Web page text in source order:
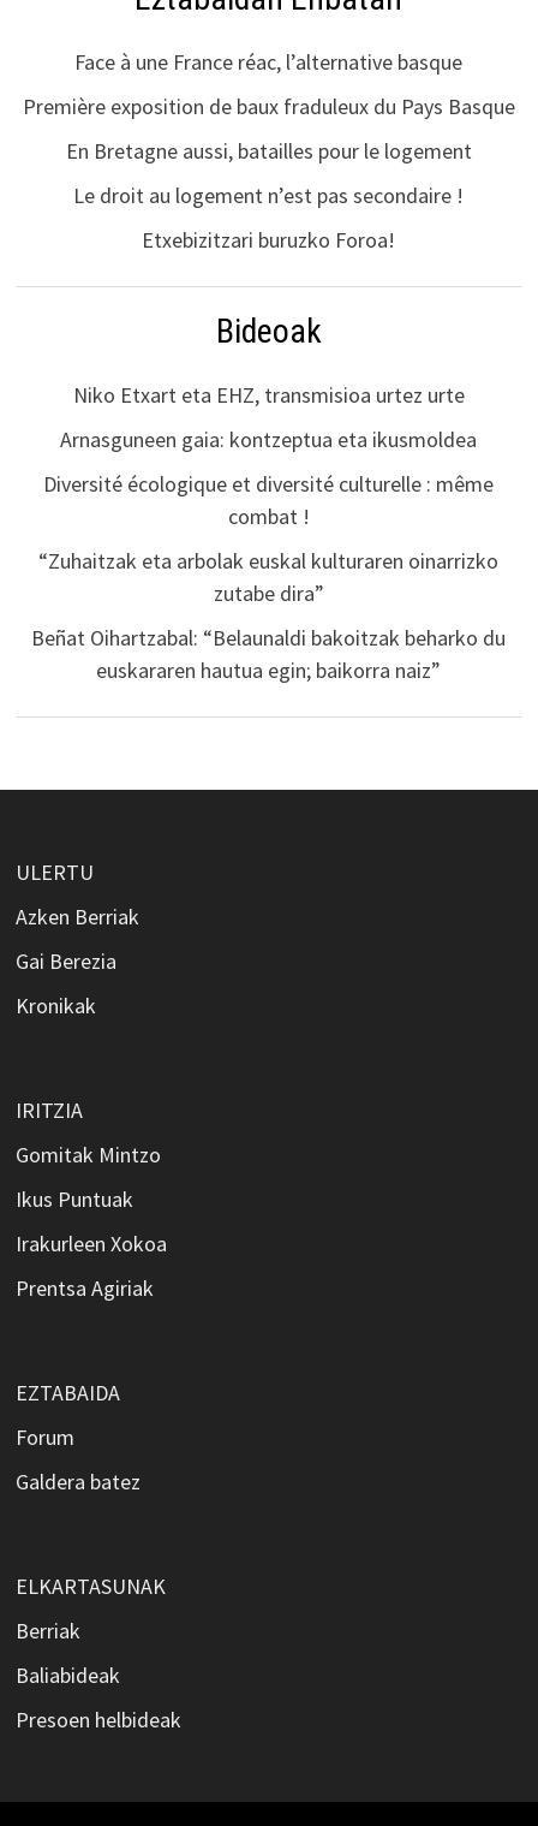
Face à une France réac, l’alternative basque
Première exposition de baux fraduleux du Pays Basque
En Bretagne aussi, batailles pour le logement
Le droit au logement n’est pas secondaire !
Etxebizitzari buruzko Foroa!
Bideoak
Niko Etxart eta EHZ, transmisioa urtez urte
Arnasguneen gaia: kontzeptua eta ikusmoldea
Diversité écologique et diversité culturelle : même
combat !
“Zuhaitzak eta arbolak euskal kulturaren oinarrizko
zutabe dira”
Beñat Oihartzabal: “Belaunaldi bakoitzak beharko du
euskararen hautua egin; baikorra naiz”
ULERTU
Azken Berriak
Gai Berezia
Kronikak
IRITZIA
Gomitak Mintzo
Ikus Puntuak
Irakurleen Xokoa
Prentsa Agiriak
EZTABAIDA
Forum
Galdera batez
ELKARTASUNAK
Berriak
Baliabideak
Presoen helbideak